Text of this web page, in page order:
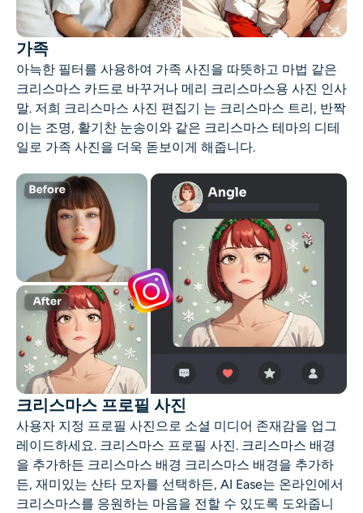
가족
아늑한 필터를 사용하여 가족 사진을 따뜻하고 마법 같은
크리스마스 카드로 바꾸거나 메리 크리스마스용 사진 인사
말. 저희 크리스마스 사진 편집기 는 크리스마스 트리, 반짝
이는 조명, 활기찬 눈송이와 같은 크리스마스 테마의 디테
일로 가족 사진을 더욱 돋보이게 해줍니다.
크리스마스 프로필 사진
사용자 지정 프로필 사진으로 소셜 미디어 존재감을 업그
레이드하세요. 크리스마스 프로필 사진. 크리스마스 배경
을 추가하든 크리스마스 배경 크리스마스 배경을 추가하
든, 재미있는 산타 모자를 선택하든, AI Ease는 온라인에서
크리스마스를 응원하는 마음을 전할 수 있도록 도와줍니